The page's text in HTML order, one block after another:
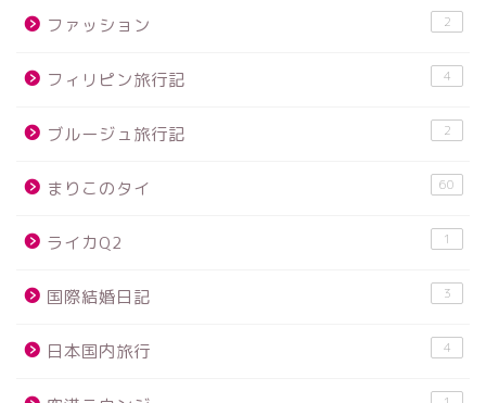
ファッション 2
フィリピン旅行記 4
ブルージュ旅行記 2
まりこのタイ 60
ライカQ2 1
国際結婚日記 3
日本国内旅行 4